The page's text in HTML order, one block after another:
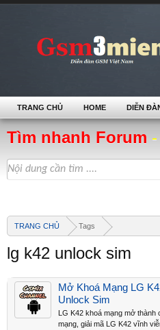
Tìm nhanh Forum
TRANG CHỦ Tags
lg k42 unlock sim
Mở Khoá Mạng LG
Unlock Sim
LG K42 khoá mạng mở
mạng, giải mã LG K42 vĩnh
TRANG CHỦ HOME DIỄN